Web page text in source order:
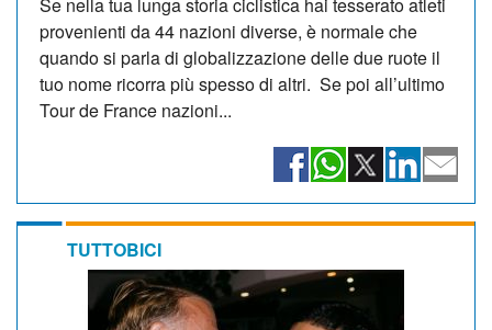
provenienti da 44 nazioni diverse, è normale che
quando si parla di globalizzazione delle due ruote il
tuo nome ricorra più spesso di altri. Se poi all’ultimo
Tour de France nazioni...
TUTTOBICI